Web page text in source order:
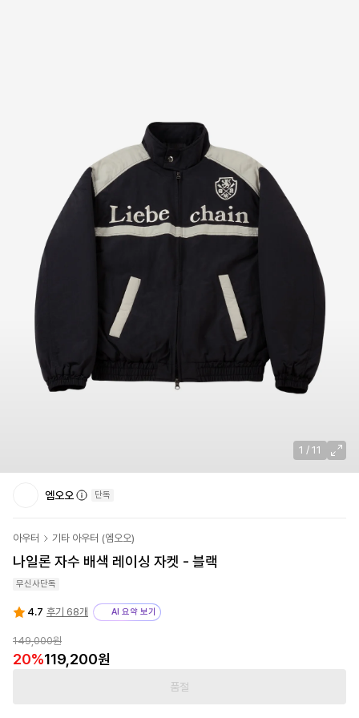
1 / 11
엠오오 단독
아우터 기타 아우터 (엠오오)
나일론 자수 배색 레이싱 자켓 - 블랙
무신사단독
4.7 후기 68개 AI 요약 보기
149,000원
20%119,200원
품절